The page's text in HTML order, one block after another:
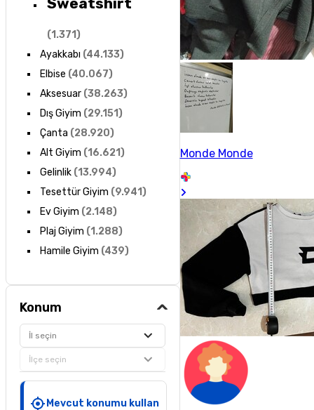
(1.371)
Ayakkabı (44.133)
Elbise (40.067)
Aksesuar(38.263)
Dış Giyim (29.151)
Çanta (28.920)
Alt Giyim (16.621)
Gelinlik(13.994)
Tesettür Giyim (9.941)
Ev Giyim (2.148)
Plaj Giyim (1.288)
Hamile Giyim (439)
Konum
İl seçin
İlçe seçin
Mevcut konumu kullan
Monde Monde